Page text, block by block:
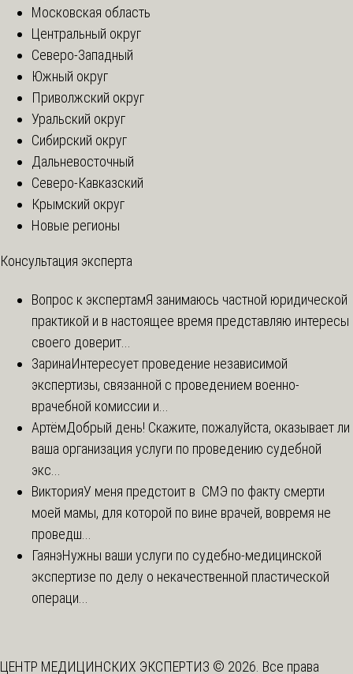
Московская область
Центральный округ
Северо-Западный
Южный округ
Приволжский округ
Уральский округ
Сибирский округ
Дальневосточный
Северо-Кавказский
Крымский округ
Новые регионы
Консультация эксперта
Вопрос к экспертамЯ занимаюсь частной юридической
практикой и в настоящее время представляю интересы
своего доверит...
ЗаринаИнтересует проведение независимой
экспертизы, связанной с проведением военно-
врачебной комиссии и...
АртёмДобрый день! Скажите, пожалуйста, оказывает ли
ваша организация услуги по проведению судебной
экс...
ВикторияУ меня предстоит в СМЭ по факту смерти
моей мамы, для которой по вине врачей, вовремя не
проведш...
ГаянэНужны ваши услуги по судебно-медицинской
экспертизе по делу о некачественной пластической
операци...
ЦЕНТР МЕДИЦИНСКИХ ЭКСПЕРТИЗ © 2026. Все права